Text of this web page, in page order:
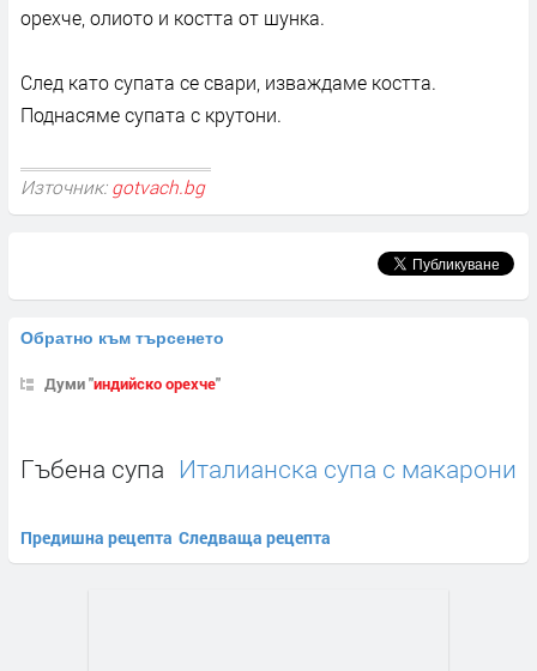
орехче, олиото и костта от шунка.
След като супата се свари, изваждаме костта.
Поднасяме супата с крутони.
Източник: gotvach.bg
Обратно към търсенето
Думи "индийско орехче"
Гъбена супа
Предишна рецепта
Италианска супа с макарони
Следваща рецепта